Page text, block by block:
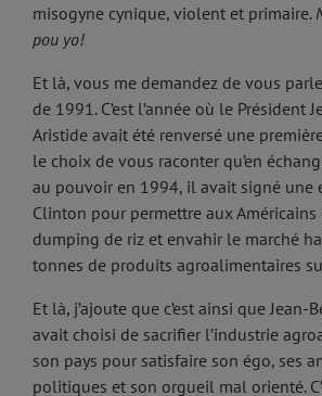
misogyne cynique, violent et primaire.
pou yo!
Et là, vous me demandez de vous
de 1991. C’est l’année où le Président
Aristide avait été renversé une première
le choix de vous raconter qu’en
au pouvoir en 1994, il avait signé une
Clinton pour permettre aux Américains
dumping de riz et envahir le marché
tonnes de produits agroalimentaires
Et là, j’ajoute que c’est ainsi que Jean-
avait choisi de sacrifier l’industrie
son pays pour satisfaire son égo, ses
politiques et son orgueil mal orienté.